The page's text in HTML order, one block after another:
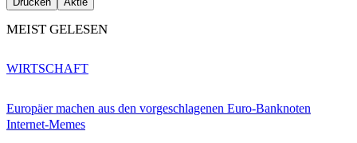
MEIST GELESEN
Europäer machen aus den vorgeschlagenen Euro-Banknoten
Internet-Memes
WIRTSCHAFT